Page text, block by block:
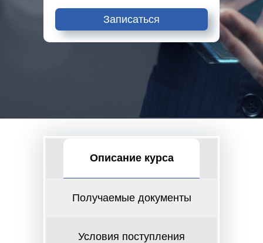
Записаться
Описание курса
Получаемые документы
Условия поступления